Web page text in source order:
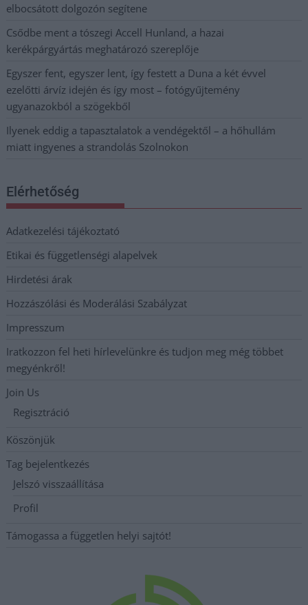
elbocsátott dolgozón segítene
Csődbe ment a tószegi Accell Hunland, a hazai
kerékpárgyártás meghatározó szereplője
Egyszer fent, egyszer lent, így festett a Duna a két évvel
ezelőtti árvíz idején és így most – fotógyűjtemény
ugyanazokból a szögekből
Ilyenek eddig a tapasztalatok a vendégektől – a hőhullám
miatt ingyenes a strandolás Szolnokon
Elérhetőség
Adatkezelési tájékoztató
Etikai és függetlenségi alapelvek
Hirdetési árak
Hozzászólási és Moderálási Szabályzat
Impresszum
Iratkozzon fel heti hírlevelünkre és tudjon meg még többet
megyénkről!
Join Us
Regisztráció
Köszönjük
Tag bejelentkezés
Jelszó visszaállítása
Profil
Támogassa a független helyi sajtót!